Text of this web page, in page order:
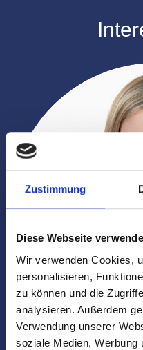
Zustimmung
Diese Webseite
Wir verwenden Cookies,
personalisieren,
zu können und die
analysieren. Außerdem
Verwendung unserer
soziale Medien, Werbung